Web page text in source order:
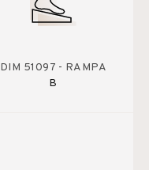
DIM 51097 - RAMPA
B